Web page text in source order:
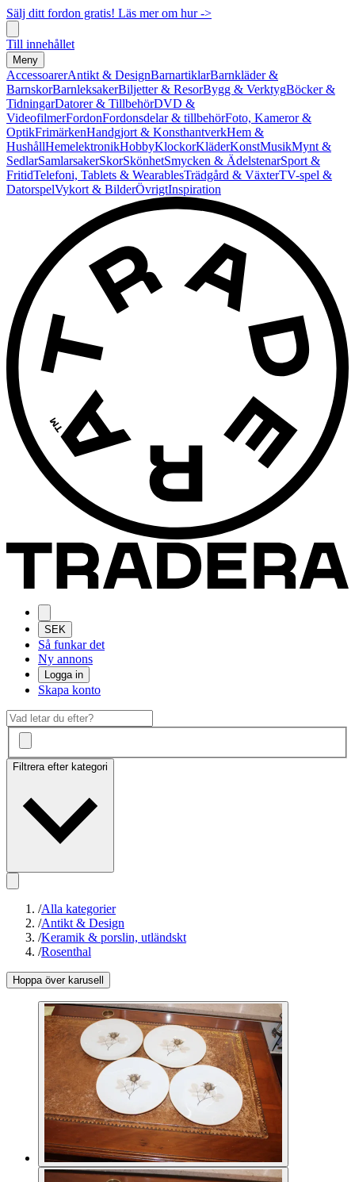
Sälj ditt fordon gratis! Läs mer om hur ->
Till innehållet
Meny
AccessoarerAntikt & DesignBarnartiklarBarnkläder &
BarnskorBarnleksakerBiljetter & ResorBygg & VerktygBöcker &
TidningarDatorer & TillbehörDVD &
VideofilmerFordonFordonsdelar & tillbehörFoto, Kameror &
OptikFrimärkenHandgjort & KonsthantverkHem &
HushållHemelektronikHobbyKlockorKläderKonstMusikMynt &
SedlarSamlarsakerSkorSkönhetSmycken & ÄdelstenarSport &
FritidTelefoni, Tablets & WearablesTrädgård & VäxterTV-spel &
DatorspelVykort & BilderÖvrigtInspiration
SEK
Så funkar det
Ny annons
Logga in
Skapa konto
Filtrera efter kategori
/Alla kategorier
/Antikt & Design
/Keramik & porslin, utländskt
/Rosenthal
Hoppa över karusell